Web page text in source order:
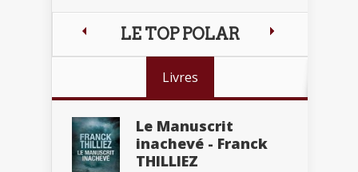
LE TOP POLAR
Livres
Le Manuscrit
inachevé - Franck
THILLIEZ